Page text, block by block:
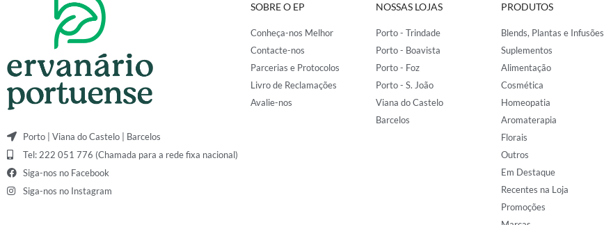
Porto | Viana do Castelo | Barcelos
Tel: 222 051 776 (Chamada para a rede fixa nacional)
Siga-nos no Facebook
Siga-nos no Instagram
SOBRE O EP
Conheça-nos Melhor
Contacte-nos
Parcerias e Protocolos
Livro de Reclamações
Avalie-nos
NOSSAS LOJAS
Porto - Trindade
Porto - Boavista
Porto - Foz
Porto - S. João
Viana do Castelo
Barcelos
PRODUTOS
Blends, Plantas e Infusões
Suplementos
Alimentação
Cosmética
Homeopatia
Aromaterapia
Florais
Outros
Em Destaque
Recentes na Loja
Promoções